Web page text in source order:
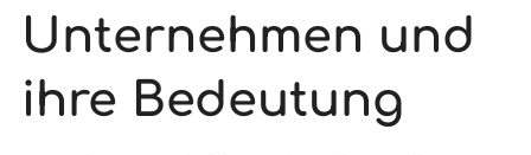
Unternehmen und
ihre Bedeutung